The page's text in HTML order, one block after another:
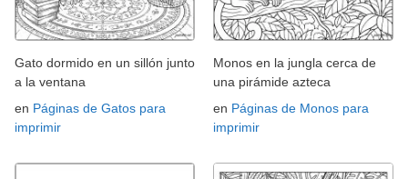
Gato dormido en un sillón junto
a la ventana
en Páginas de Gatos para
imprimir
Monos en la jungla cerca de
una pirámide azteca
en Páginas de Monos para
imprimir